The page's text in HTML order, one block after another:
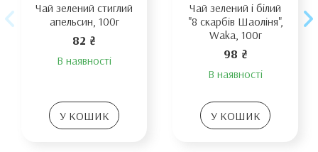
Чай зелений стиглий
апельсин, 100г
82 ₴
В наявності
У КОШИК
Чай зелений і білий
"8 скарбів Шаоліня",
Waka, 100г
98 ₴
В наявності
У КОШИК